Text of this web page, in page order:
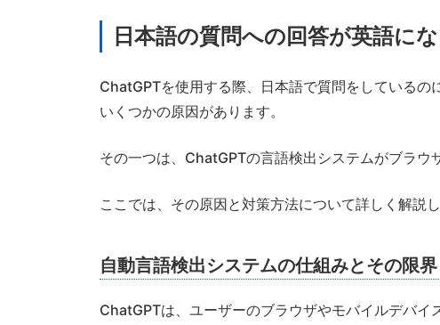
日本語の質問への回答が英語に
ChatGPTを使用する際、日本語で質問をしているの
いくつかの原因があります。
その一つは、ChatGPTの言語検出システムがブラウ
ここでは、その原因と対策方法について詳しく解説し
自動言語検出システムの仕組みとその限界
ChatGPTは、ユーザーのブラウザやモバイルデバ